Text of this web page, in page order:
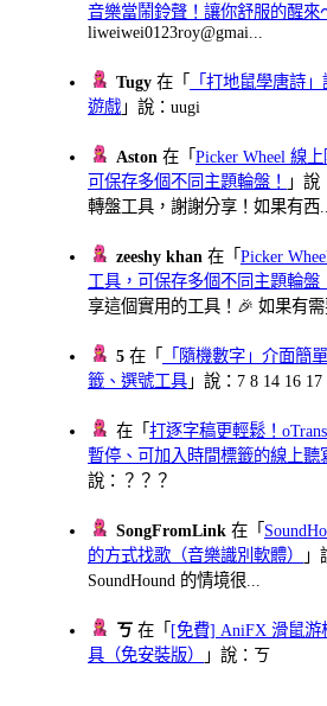
音樂當鬧鈴聲！讓你舒服的醒來
liweiwei0123roy@gmai...
Tugy 在「
「打地鼠學唐詩
遊戲 」說：uugi
Aston 在「Picker Wheel 線
可保存多個不同主題輪盤！
」說
轉盤工具，謝謝分享！如果有西...
zeeshy khan 在「Picker
工具，可保存多個不同主題輪盤
享這個實用的工具！🎉 如果有需
5 在「
「隨機數字」介面簡
籤、選號工具 」說：7 8 14 16 17
在「打逐字稿更輕鬆！
暫停、可加入時間標籤的線上聽
說：？？？
SongFromLink 在「
的方式找歌（音樂識別軟體）
」
SoundHound 的情境很...
ㄎ 在「 [免費] AniFX 滑鼠游
具（免安裝版）
」說：ㄎ